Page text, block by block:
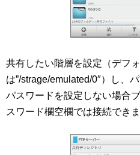
共有したい階層を設定（デフ
は”/strage/emulated/0″）し、
パスワードを設定しない場合
スワード欄空欄では接続できま